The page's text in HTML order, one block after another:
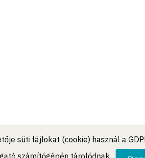
süti fájlokat (cookie) használ a